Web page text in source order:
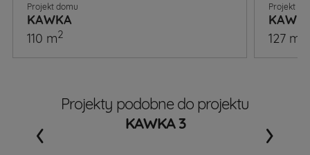
Projekt domu
KAWKA
110 m2
Projekt
127 m
Projekty podobne do projektu
KAWKA 3
‹ ›